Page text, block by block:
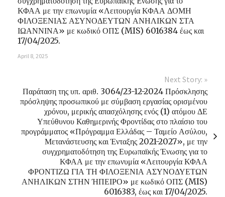
ΚΦΑΑ με την επωνυμία «Λειτουργία ΚΦΑΑ ΔΟΜΗ
ΦΙΛΟΞΕΝΙΑΣ ΑΣΥΝΟΔΕΥΤΩΝ ΑΝΗΛΙΚΩΝ ΣΤΑ
ΙΩΑΝΝΙΝΑ» με κωδικό ΟΠΣ (MIS) 6016384 έως και
17/04/2025.
April 8, 2025
Next Story: »
Παράταση της υπ. αριθ. 3064/23-12-2024 Πρόσκλησης
πρόσληψης προσωπικού με σύμβαση εργασίας ορισμένου
χρόνου, μερικής απασχόλησης ενός (1) ατόμου ΔΕ
Υπεύθυνου Καθημερινής Φροντίδας στο πλαίσιο του
προγράμματος «Πρόγραμμα Ελλάδας – Ταμείο Ασύλου,
Μετανάστευσης και Ένταξης 2021-2027», με την
συγχρηματοδότηση της Ευρωπαϊκής Ένωσης για το
ΚΦΑΑ με την επωνυμία «Λειτουργία ΚΦΑΑ
ΦΡΟΝΤΙΖΩ ΓΙΑ ΤΗ ΦΙΛΟΞΕΝΙΑ ΑΣΥΝΟΔΥΕΤΩΝ
ΑΝΗΛΙΚΩΝ ΣΤΗΝ ΉΠΕΙΡΟ» με κωδικό ΟΠΣ (MIS)
6016383, έως και 17/04/2025.